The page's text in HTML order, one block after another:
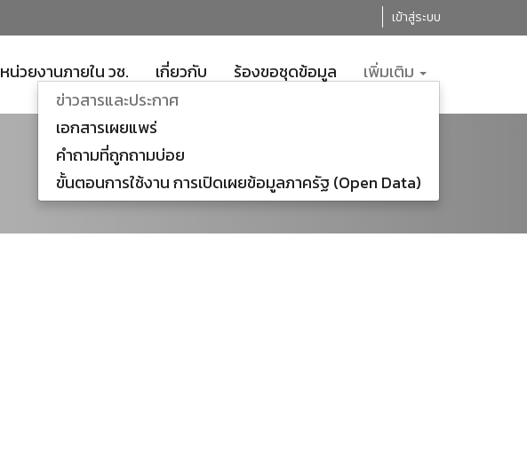
เข้าสู่ระบบ
หน่วยงานภายใน วช. เกี่ยวกับ ร้องขอชุดข้อมูล
เพิ่มเติม
ข่าวสารและประกาศ
เอกสารเผยแพร่
คำถามที่ถูกถามบ่อย
ขั้นตอนการใช้งาน การเปิดเผยข้อมูลภาครัฐ (Open Data)